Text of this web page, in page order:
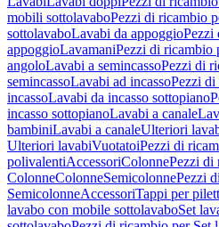
mobili sottolavaboPezzi di ricambio
sottolavaboLavabi da appoggioPezzi
appoggioLavamaniPezzi di ricambio
angoloLavabi a semincassoPezzi di
semincassoLavabi ad incassoPezzi di
incassoLavabi da incasso sottopiano
incasso sottopianoLavabi a canale
bambiniLavabi a canaleUlteriori
Ulteriori lavabiVuotatoiPezzi di
polivalentiAccessoriColonnePezzi di
ColonneColonneSemicolonnePezzi
SemicolonneAccessoriTappi per
lavabo con mobile sottolavaboSet